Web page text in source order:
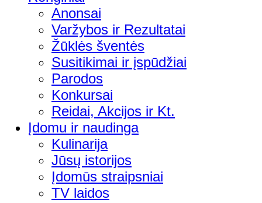
Anonsai
Varžybos ir Rezultatai
Žūklės šventės
Susitikimai ir įspūdžiai
Parodos
Konkursai
Reidai, Akcijos ir Kt.
Įdomu ir naudinga
Kulinarija
Jūsų istorijos
Įdomūs straipsniai
TV laidos